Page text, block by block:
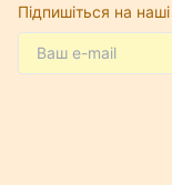
Підпишіться на